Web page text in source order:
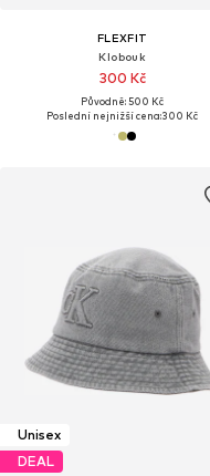
FLEXFIT
Klobouk
300 Kč
Původně: 500 Kč
Poslední nejnižší cena:300 Kč
Unisex
DEAL